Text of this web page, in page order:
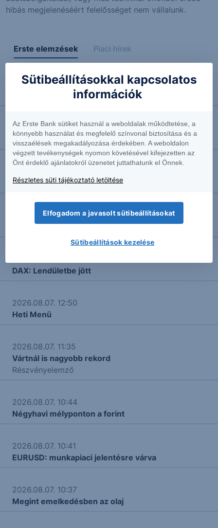
hibás megjelenéséért felelősséget nem vállalunk.
Erste elemzések Piaci hírek
2026.08.07. 15:40
Behúzta a kéziféket az amerikai munkaerőpiac
2026.08.07. 15:32
Jó hírt kaptak az amerikai napelemes vállalatok
S&P 500: Kitört
2026.08.07. 15:17
Nasdaq: Falba ütközött
DAX: Lendületbe jött
2026.08.07. 12:50
Heti Menü
2026.08.07. 11:35
Vártnál is nagyobb rekord
Részvényelemző
2026.08.07. 10:44
Négyhavi mélyponton a forint
2026.08.07. 10:41
EURUSD: munkapiaci jelentésre várva
2026.08.07. 10:37
Megint emelkedésben az olaj
Sütibeállításokkal kapcsolatos
információk
Az Erste Bank sütiket használ a weboldalak működtetése, a
könnyebb használat és megfelelő színvonal biztosítása és a
visszaélések megakadályozása érdekében. A weboldalon
végzett tevékenységek nyomon követésével kifejezetten az
Önt érdeklő ajánlatokról üzenetet juttathatunk el Önnek.
Részletes süti tájékoztató letöltése
Elfogadom a javasolt sütibeállításokat
Sütibeállítások kezelése